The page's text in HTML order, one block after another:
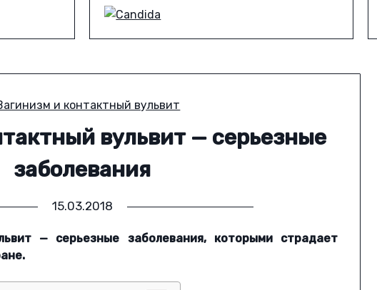
вульвит — серьезные
заболевания
15.03.2018
— серьезные заболевания, которыми страдает